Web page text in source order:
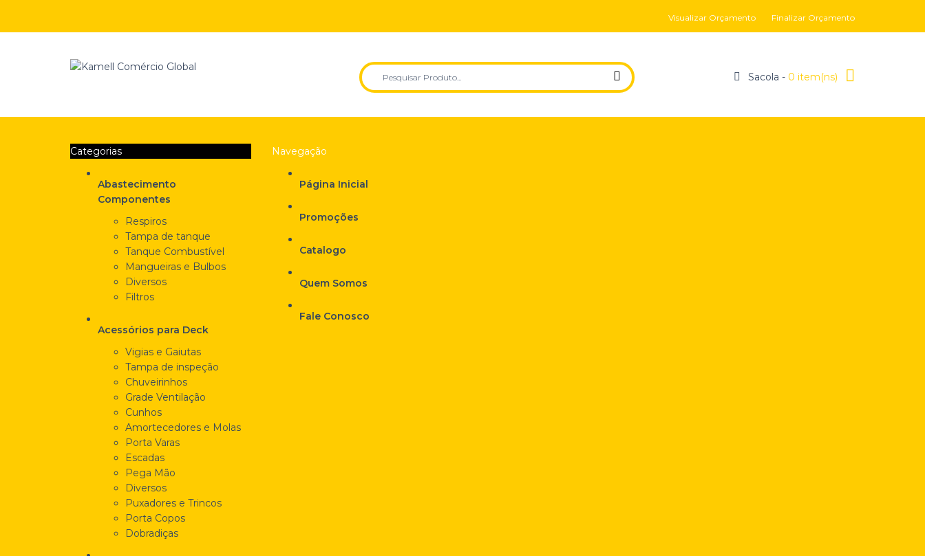
Visualizar Orçamento Finalizar Orçamento
Sacola - 0 item(ns)
Categorias
Abastecimento
Componentes
Respiros
Tampa de tanque
Tanque Combustível
Mangueiras e Bulbos
Diversos
Filtros
Acessórios para Deck
Vigias e Gaiutas
Tampa de inspeção
Chuveirinhos
Grade Ventilação
Cunhos
Amortecedores e Molas
Porta Varas
Escadas
Pega Mão
Diversos
Puxadores e Trincos
Porta Copos
Dobradiças
Navegação
Página Inicial
Promoções
Catalogo
Quem Somos
Fale Conosco